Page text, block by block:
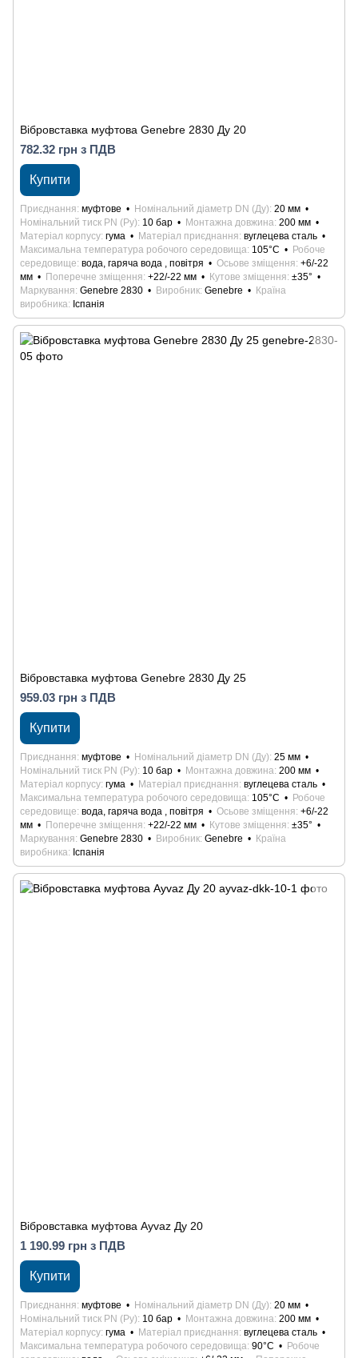
Вібровставка муфтова Genebre 2830 Ду 20
782.32 грн з ПДВ
Купити
Приєднання муфтове Номінальний діаметр DN (Ду) 20 мм
Номінальний тиск PN (Ру) 10 бар Монтажна довжина 200 мм
Матеріал корпусу гума Матеріал приєднання вуглецева сталь
Максимальна температура робочого середовища 105°С
Робоче
середовище вода, гаряча вода , повітря Осьове зміщення +6/-22
мм
Поперечне зміщення +22/-22 мм Кутове зміщення ±35°
Маркування Genebre 2830 Виробник Genebre
Країна
виробника
Іспанія
Вібровставка муфтова Genebre 2830 Ду 25
959.03 грн з ПДВ
Купити
Приєднання муфтове Номінальний діаметр DN (Ду) 25 мм
Номінальний тиск PN (Ру) 10 бар Монтажна довжина 200 мм
Матеріал корпусу гума Матеріал приєднання вуглецева сталь
Максимальна температура робочого середовища 105°С
Робоче
середовище вода, гаряча вода , повітря Осьове зміщення +6/-22
мм
Поперечне зміщення +22/-22 мм Кутове зміщення ±35°
Маркування Genebre 2830 Виробник Genebre
Країна
виробника
Іспанія
Вібровставка муфтова Ayvaz Ду 20
1 190.99 грн з ПДВ
Купити
Приєднання муфтове Номінальний діаметр DN (Ду) 20 мм
Номінальний тиск PN (Ру) 10 бар Монтажна довжина 200 мм
Матеріал корпусу гума Матеріал приєднання вуглецева сталь
Максимальна температура робочого середовища 90°С
Робоче